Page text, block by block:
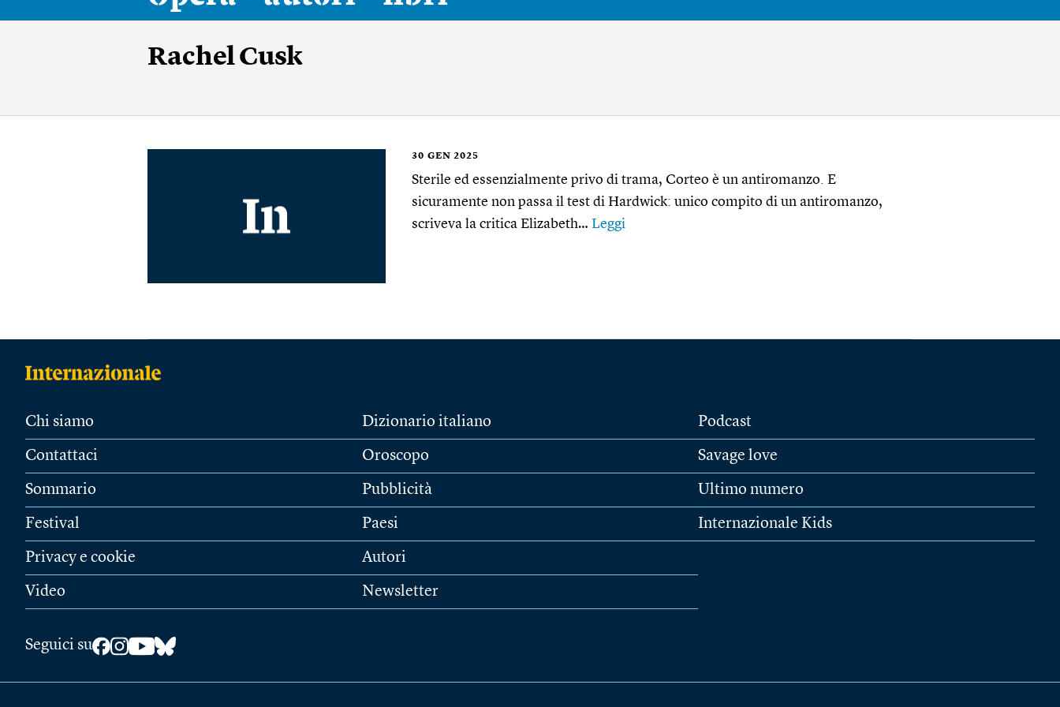
Rachel Cusk
30 GEN 2025
Sterile ed essenzialmente privo di trama, Corteo è un antiromanzo. E
sicuramente non passa il test di Hardwick: unico compito di un antiromanzo,
scriveva la critica Elizabeth… Leggi
Chi siamo
Contattaci
Sommario
Festival
Privacy e cookie
Video
Dizionario italiano
Oroscopo
Pubblicità
Paesi
Autori
Newsletter
Podcast
Savage love
Ultimo numero
Internazionale Kids
Seguici su